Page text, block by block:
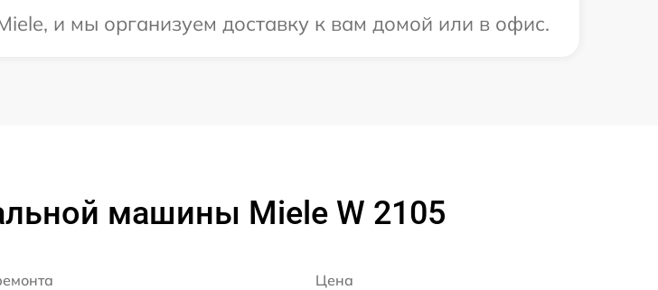
и мы организуем доставку к вам домой или в офис.
машины Miele W 2105
Цена